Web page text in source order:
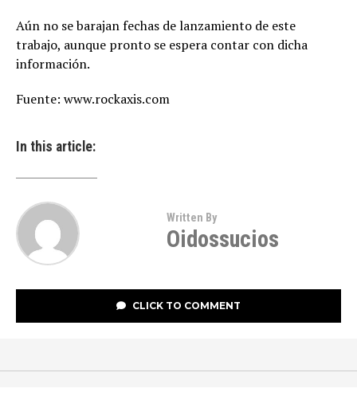
Aún no se barajan fechas de lanzamiento de este
trabajo, aunque pronto se espera contar con dicha
información.
Fuente: www.rockaxis.com
In this article:
Written By
Oidossucios
CLICK TO COMMENT